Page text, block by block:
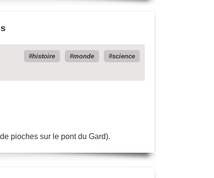
histoire monde
science
pioches sur le pont du Gard).